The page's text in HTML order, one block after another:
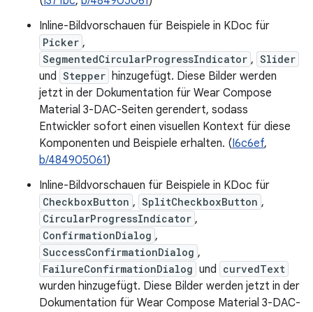
Inline-Bildvorschauen für Beispiele in KDoc für
Picker ,
SegmentedCircularProgressIndicator , Slider
und Stepper hinzugefügt. Diese Bilder werden
jetzt in der Dokumentation für Wear Compose
Material 3-DAC-Seiten gerendert, sodass
Entwickler sofort einen visuellen Kontext für diese
Komponenten und Beispiele erhalten. (I6c6ef,
b/484905061)
Inline-Bildvorschauen für Beispiele in KDoc für
CheckboxButton , SplitCheckboxButton ,
CircularProgressIndicator ,
ConfirmationDialog ,
SuccessConfirmationDialog ,
FailureConfirmationDialog und curvedText
wurden hinzugefügt. Diese Bilder werden jetzt in der
Dokumentation für Wear Compose Material 3-DAC-